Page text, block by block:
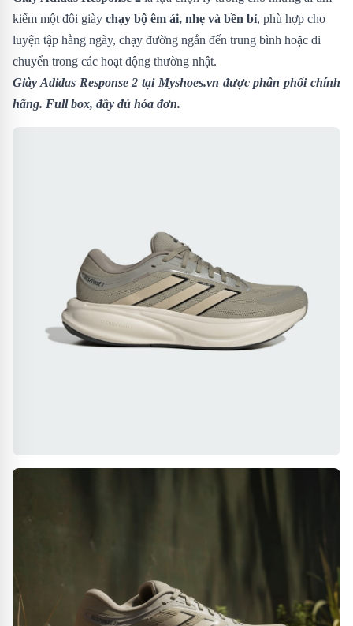
kiếm một đôi giày chạy bộ êm ái, nhẹ và bền bỉ, phù hợp cho
luyện tập hằng ngày, chạy đường ngắn đến trung bình hoặc di
chuyển trong các hoạt động thường nhật.
Giày Adidas Response 2 tại Myshoes.vn được phân phối chính
hãng. Full box, đầy đủ hóa đơn.